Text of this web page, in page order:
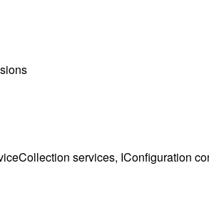
services, IConfiguration